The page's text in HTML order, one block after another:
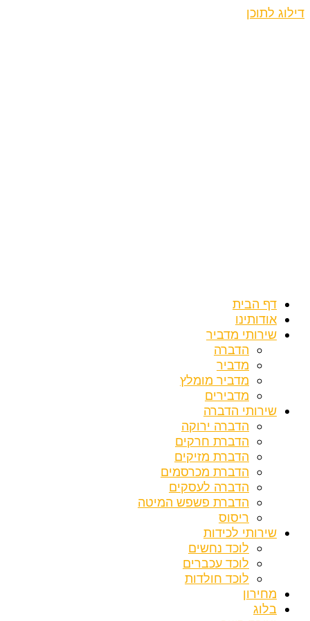
דילוג לתוכן
דף הבית
אודותינו
שירותי מדביר
הדברה
מדביר
מדביר מומלץ
מדבירים
שירותי הדברה
הדברה ירוקה
הדברת חרקים
הדברת מזיקים
הדברת מכרסמים
הדברה לעסקים
הדברת פשפש המיטה
ריסוס
שירותי לכידות
לוכד נחשים
לוכד עכברים
לוכד חולדות
מחירון
בלוג